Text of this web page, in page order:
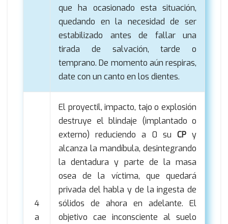
que ha ocasionado esta situación,
quedando en la necesidad de ser
estabilizado antes de fallar una
tirada de salvación, tarde o
temprano. De momento aún respiras,
date con un canto en los dientes.
4
a
El proyectil, impacto, tajo o explosión
destruye el blindaje (implantado o
externo) reduciendo a 0 su CPy
alcanza la mandíbula, desintegrando
la dentadura y parte de la masa
osea de la víctima, que quedará
privada del habla y de la ingesta de
sólidos de ahora en adelante. El
objetivo cae inconsciente al suelo